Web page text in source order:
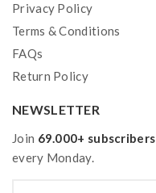
Privacy Policy
Terms & Conditions
FAQs
Return Policy
NEWSLETTER
Join 69.000+ subscribers
every Monday.